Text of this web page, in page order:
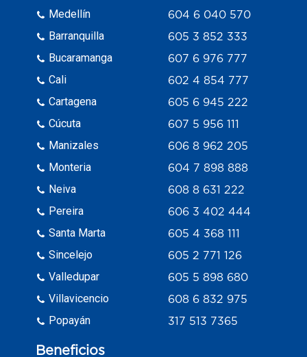
Medellín
Barranquilla
Bucaramanga
Cali
Cartagena
Cúcuta
Manizales
Monteria
Neiva
Pereira
Santa Marta
Sincelejo
Valledupar
Villavicencio
Popayán
604 6 040 570
605 3 852 333
607 6 976 777
602 4 854 777
605 6 945 222
607 5 956 111
606 8 962 205
604 7 898 888
608 8 631 222
606 3 402 444
605 4 368 111
605 2 771 126
605 5 898 680
608 6 832 975
317 513 7365
Beneficios